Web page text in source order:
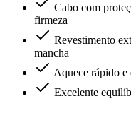
Cabo com
firmeza
Revestimento
mancha
Aquece rápido
Excelente